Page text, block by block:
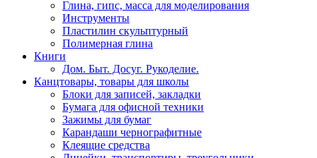
Глина, гипс, масса для моделирования
Инструменты
Пластилин скульптурный
Полимерная глина
Книги
Дом. Быт. Досуг. Рукоделие.
Канцтовары, товары для школы
Блоки для записей, закладки
Бумага для офисной техники
Зажимы для бумаг
Карандаши чернографитные
Клеящие средства